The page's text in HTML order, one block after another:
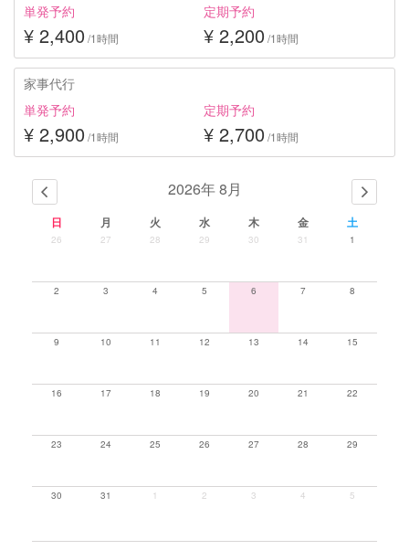
単発予約
¥ 2,400 /1時間
定期予約
¥ 2,200 /1時間
家事代行
単発予約
¥ 2,900 /1時間
定期予約
¥ 2,700 /1時間
2026年 8月
日 月 火 水 木 金 土
26 27 28 29 30 31 1
2 3 4 5 6 7 8
9 10 11 12 13 14 15
16 17 18 19 20 21 22
23 24 25 26 27 28 29
30 31 1 2 3 4 5